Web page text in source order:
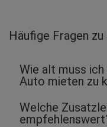
Abholort: Olbia
Petra H.
abgegeben am
Vermieter:
Häufige Fragen
Wie alt muss ich
Auto mieten zu
Welche